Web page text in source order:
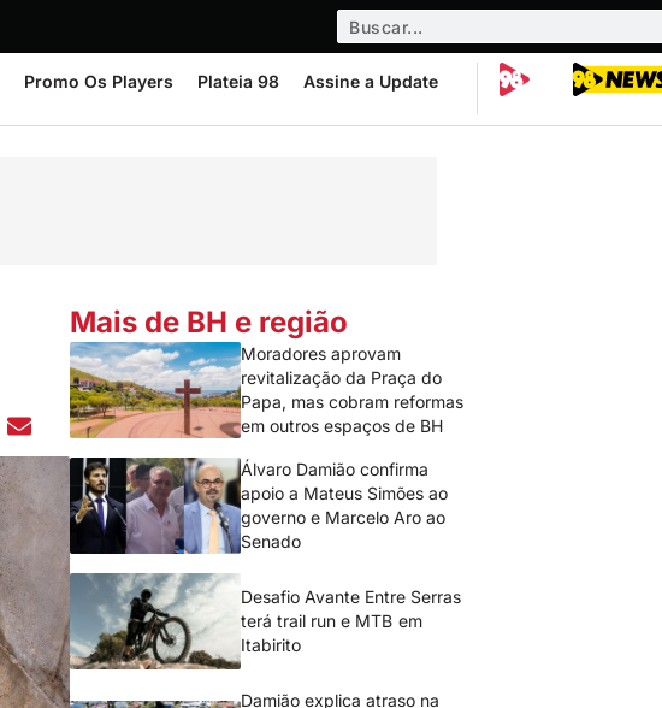
Promo Os Players Plateia 98 Assine a Update
Mais de BH e região
Moradores aprovam
revitalização da Praça do
Papa, mas cobram reformas
em outros espaços de BH
Álvaro Damião confirma
apoio a Mateus Simões ao
governo e Marcelo Aro ao
Senado
Desafio Avante Entre Serras
terá trail run e MTB em
Itabirito
Damião explica atraso na